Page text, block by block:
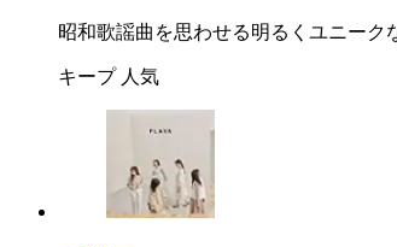
昭和歌謡曲を思わせる明るくユニー
キープ 人気